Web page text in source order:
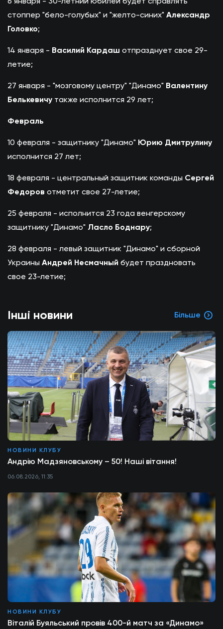
стоппер "бело-голубых" и "желто-синих" Александр
Головко;
14 января - Василий Кардаш отпразднует свое 29-
летие;
27 января - "мозговому центру" "Динамо" Валентину
Белькевичу также исполнится 29 лет;
Февраль
10 февраля - защитнику "Динамо" Юрию Дмитрулину
исполнится 27 лет;
18 февраля - центральный защитник команды Сергей
Федоров отметит свое 27-летие;
25 февраля - исполнится 23 года венгерскому
защитнику "Динамо" Ласло Боднару;
28 февраля - левый защитник "Динамо" и сборной
Украины Андрей Несмачный будет праздновать
свое 23-летие;
Інші новини Більше
НОВИНИ КЛУБУ
Андрію Мадзяновському – 50! Наші вітання!
06.08.2026, 11:35
НОВИНИ КЛУБУ
Віталій Буяльський провів 400-й матч за «Динамо»